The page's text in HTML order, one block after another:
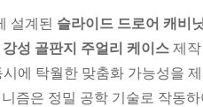
설계된 슬라이드 드로어 캐비닛
강성 골판지 주얼리 케이스 제
에 탁월한 맞춤화 가능성을
즘은 정밀 공학 기술로 작동